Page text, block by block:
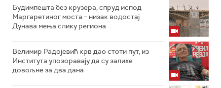
Будимпешта без крузера, спруд испод
Маргаретиног моста – низак водостај
Дунава мења слику региона
Велимир Радојевић крв дао стоти пут, из
Института упозоравају да су залихе
довољне за два дана